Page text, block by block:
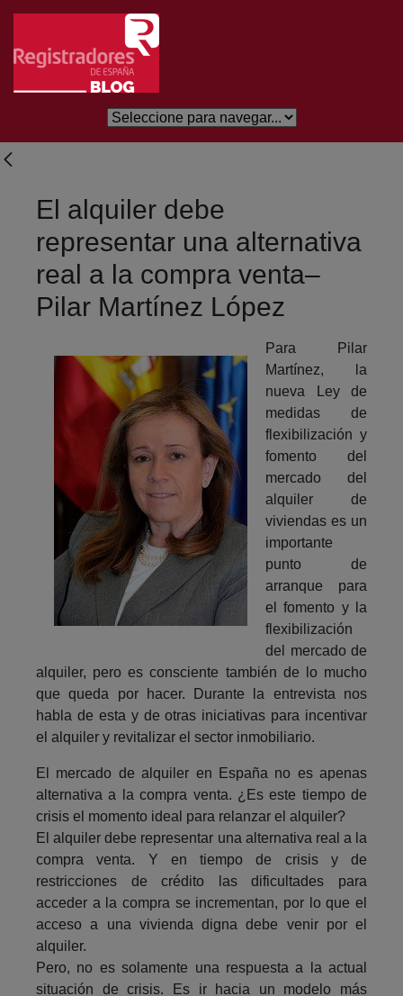
Saltar al contenido principal
El alquiler debe
representar una alternativa
real a la compra venta–
Pilar Martínez López
Para Pilar
Martínez, la
nueva Ley de
medidas de
flexibilización y
fomento del
mercado del
alquiler de
viviendas es un
importante
punto de
arranque para
el fomento y la
flexibilización
del mercado de
alquiler, pero es consciente también de lo mucho
que queda por hacer. Durante la entrevista nos
habla de esta y de otras iniciativas para incentivar
el alquiler y revitalizar el sector inmobiliario.
El mercado de alquiler en España no es apenas
alternativa a la compra venta. ¿Es este tiempo de
crisis el momento ideal para relanzar el alquiler?
El alquiler debe representar una alternativa real a la
compra venta. Y en tiempo de crisis y de
restricciones de crédito las dificultades para
acceder a la compra se incrementan, por lo que el
acceso a una vivienda digna debe venir por el
alquiler.
Pero, no es solamente una respuesta a la actual
situación de crisis. Es ir hacia un modelo más